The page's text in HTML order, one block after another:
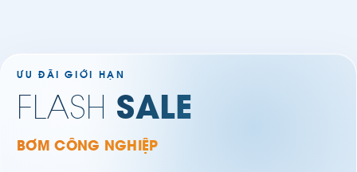
ƯU ĐÃI GIỚI HẠN
FLASH SALE
BƠM CÔNG NGHIỆP